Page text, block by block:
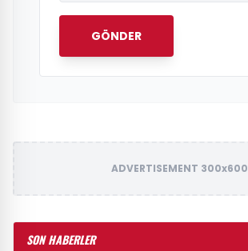
GÖNDER
ADVERTISEMENT 300x600
SON HABERLER